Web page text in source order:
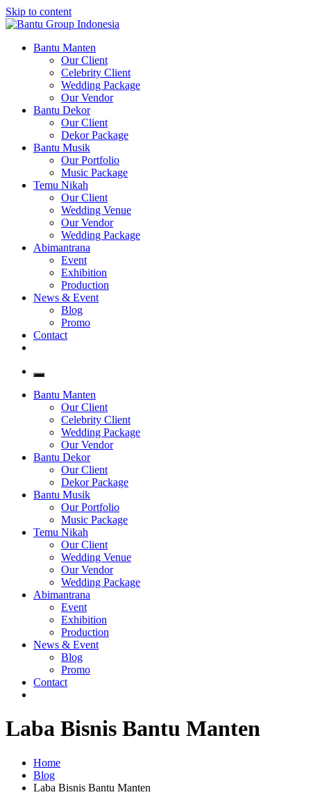
Skip to content
Bantu Group Indonesia
Wedding Planner and Organizer
Bantu Manten
Our Client
Celebrity Client
Wedding Package
Our Vendor
Bantu Dekor
Our Client
Dekor Package
Bantu Musik
Our Portfolio
Music Package
Temu Nikah
Our Client
Wedding Venue
Our Vendor
Wedding Package
Abimantrana
Event
Exhibition
Production
News & Event
Blog
Promo
Contact
Bantu Manten
Our Client
Celebrity Client
Wedding Package
Our Vendor
Bantu Dekor
Our Client
Dekor Package
Bantu Musik
Our Portfolio
Music Package
Temu Nikah
Our Client
Wedding Venue
Our Vendor
Wedding Package
Abimantrana
Event
Exhibition
Production
News & Event
Blog
Promo
Contact
Laba Bisnis Bantu Manten
Home
Blog
Laba Bisnis Bantu Manten